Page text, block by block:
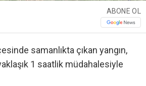
ABONE OL
samanlıkta çıkan yangın,
1 saatlik müdahalesiyle